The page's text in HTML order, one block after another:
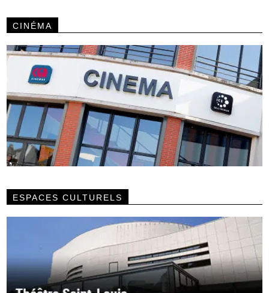
CINÉMA
ESPACES CULTURELS